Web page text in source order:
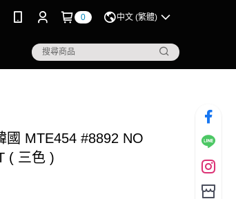
0 中文 (繁體)
國 MTE454 #8892 NO
( 三色 )